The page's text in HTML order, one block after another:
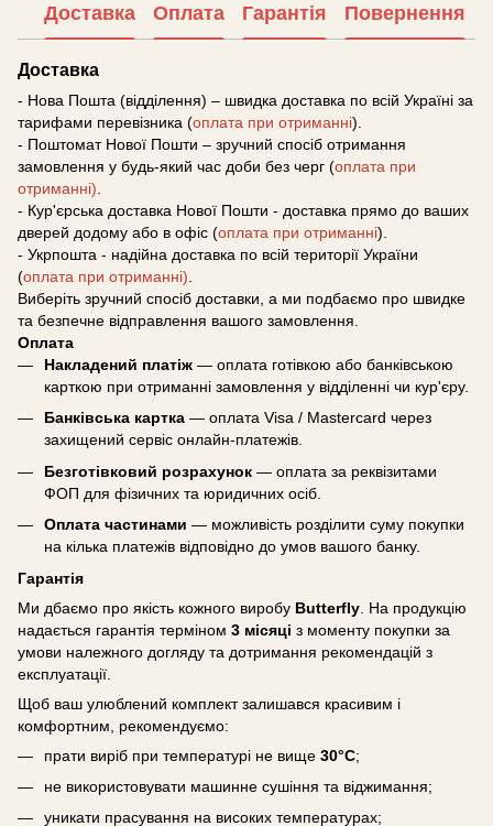
Доставка Оплата Гарантія Повернення
Доставка
- Нова Пошта (відділення) – швидка доставка по всій Україні за
тарифами перевізника (оплата при отриманні).
- Поштомат Нової Пошти – зручний спосіб отримання
замовлення у будь-який час доби без черг (оплата при
отриманні)
- Кур'єрська доставка Нової Пошти - доставка прямо до ваших
дверей додому або в офіс (оплата при отриманні).
- Укрпошта - надійна доставка по всій території України
(оплата при отриманні)
Виберіть зручний спосіб доставки, а ми подбаємо про швидке
та безпечне відправлення вашого замовлення.
Оплата
Накладений платіж — оплата готівкою або банківською
карткою при отриманні замовлення у відділенні чи кур'єру.
Банківська картка — оплата Visa / Mastercard через
захищений сервіс онлайн-платежів.
Безготівковий розрахунок — оплата за реквізитами
ФОП для фізичних та юридичних осіб.
Оплата частинами — можливість розділити суму покупки
на кілька платежів відповідно до умов вашого банку.
Гарантія
Ми дбаємо про якість кожного виробу Butterfly . На продукцію
надається гарантія терміном 3 місяці з моменту покупки за
умови належного догляду та дотримання рекомендацій з
експлуатації.
Щоб ваш улюблений комплект залишався красивим і
комфортним, рекомендуємо:
прати виріб при температурі не вище 30°C;
не використовувати машинне сушіння та віджимання;
уникати прасування на високих температурах;